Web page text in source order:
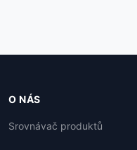
O NÁS
Srovnávač produktů